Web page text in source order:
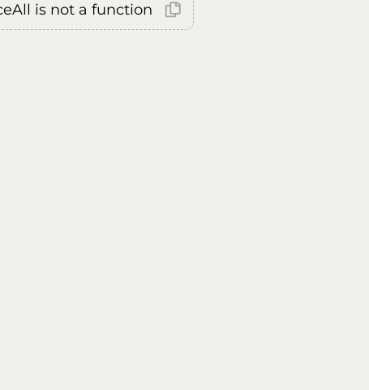
is not a function